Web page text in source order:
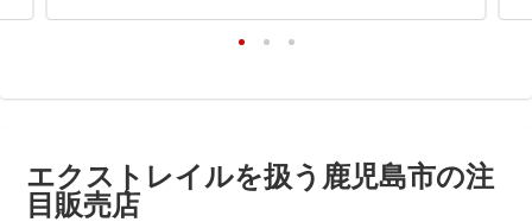
エクストレイルを扱う鹿児島市の注
目販売店